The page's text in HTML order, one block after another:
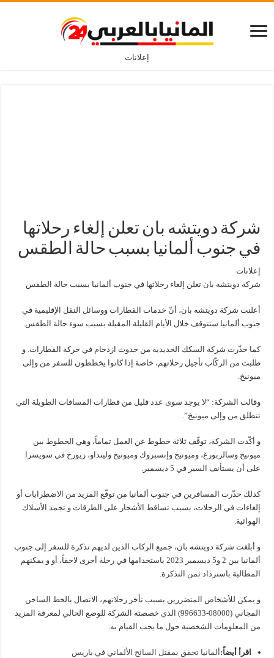
إعلانات
شركة دويتشه بان تعلن إلغاء رحلاتها
في جنوب ألمانيا بسبب حالة الطقس
إعلانات
شركة دويتشه بان تعلن إلغاء رحلاتها في جنوب ألمانيا بسبب حالة الطقس
أعلنت شركة دويتشه بان، أنّ خدمات القطارات ووسائل النقل الإقليمية في
جنوب ألمانيا ستتوقف خلال الأيام القليلة المقبلة بسبب سوء حالة الطقس.
كما حذّرت شركة السكك الحديدية من حدوث ازدحام في حركة القطارات. و
طلبت من الركّاب تأجيل رحلاتهم، خاصة إذا كانوا يخططون للسفر من وإلى
ميونيخ.
وقالت الشركة: “لا يوجد سوى عدد قليل من قطارات المسافات الطويلة التي
تنطلق من وإلى ميونيخ”.
و أكّدت الشركة، توقّف ثلاثة خطوط عن العمل تماماً، وهي الخطوط بين
ميونيخ وسالزبورغ، وميونيخ وإنسبروك وميونيخ ولينداو، زيورخ في سويسرا
على أن يستأنف السير في 5 ديسمبر.
كذلك حذّرت المسافرين في جنوب ألمانيا من توقّع المزيد من الاضطرابات أو
إلغاءات في الرحلات، بسبب تساقط الأشجار على الطرقات و تجمد الأسلاك
الهوائية.
و أبلغت شركة دويتشه بان، جميع الركاب الذين لديهم تذكرة للسفر إلى جنوب
ألمانيا بين 2 و5 ديسمبر 2023 باستخدامها في رحلة أخرى لاحقاً، أو و يمكنهم
المطالبة باسترداد ثمن التذكرة.
و يمكن للأشخاص المتضررين بسبب تأخر رحلاتهم، الاتصال بالخط الساخن
المجاني (08000-996633) الذي خصصته الشركة للوضع الحالي لمعرفة المزيد
من المعلومات الشخصية حول ما يجب القيام به.
اقرأ أيضاً: ألمانيا تحقق بمقتل السائح الألماني في باريس